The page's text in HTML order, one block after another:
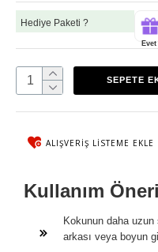
Hediye Paketi ?
Evet
SEPETE
ALIŞVERIŞ LISTEME EKLE
Kullanım
Kokunun daha uzun
arkası veya boyun